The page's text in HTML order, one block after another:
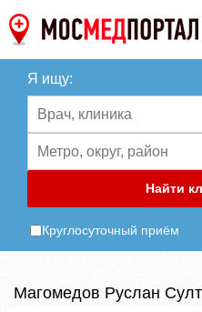
Я ищу:
Найти
Круглосуточный приём
Магомедов Руслан